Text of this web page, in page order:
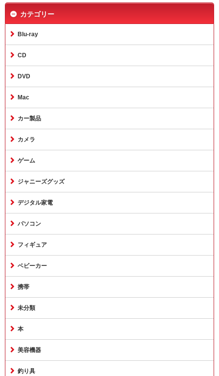
カテゴリー
Blu-ray
CD
DVD
Mac
カー製品
カメラ
ゲーム
ジャニーズグッズ
デジタル家電
パソコン
フィギュア
ベビーカー
携帯
未分類
本
美容機器
釣り具